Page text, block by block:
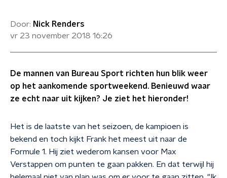
Door: Nick Renders
vr 23 november 2018 16:26
De mannen van Bureau Sport richten hun blik weer
op het aankomende sportweekend. Benieuwd waar
ze echt naar uit kijken? Je ziet het hieronder!
Het is de laatste van het seizoen, de kampioen is
bekend en toch kijkt Frank het meest uit naar de
Formule 1. Hij ziet wederom kansen voor Max
Verstappen om punten te gaan pakken. En dat terwijl hij